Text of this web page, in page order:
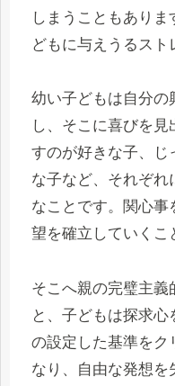
しまうこともあり
どもに与えうるスト
幼い子どもは自分の
し、そこに喜びを
すのが好きな子、じ
な子など、それぞれ
なことです。関心
望を確立していくこ
そこへ親の完璧主義
と、子どもは探求
の設定した基準をク
なり、自由な発想